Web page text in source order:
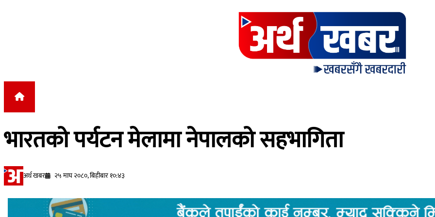
भारतको पर्यटन मेलामा नेपालको सहभागिता
अर्थ खबर २५ माघ २०८०, बिहीबार १०:४३